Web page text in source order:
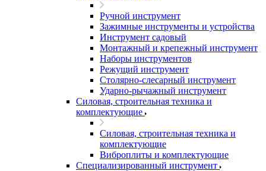
Ручной инструмент
Зажимные инструменты и устройства
Инструмент садовый
Монтажный и крепежный инструмент
Наборы инструментов
Режущий инструмент
Столярно-слесарный инструмент
Ударно-рычажный инструмент
Силовая, строительная техника и
комплектующие
Силовая, строительная техника и
комплектующие
Виброплиты и комплектующие
Специализированный инструмент